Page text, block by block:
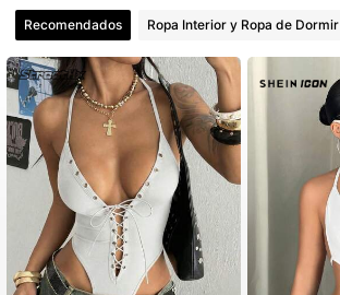
4,93 1.4M Seguidores
4,93 1.4M Seguidores
4,93 1.4M Seguidores
Recomendados Ropa Interior y Ropa de Dormir